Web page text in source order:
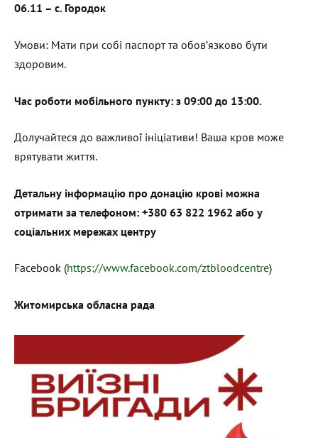
06.11 – с. Городок
Умови: Мати при собі паспорт та обов’язково бути
здоровим.
Час роботи мобільного пункту: з 09:00 до 13:00.
Долучайтеся до важливої ініціативи! Ваша кров може
врятувати життя.
Детальну інформацію про донацію крові можна
отримати за телефоном: +380 63 822 1962 або у
соціальних мережах центру
Facebook (https://www.facebook.com/ztbloodcentre)
Житомирська обласна рада